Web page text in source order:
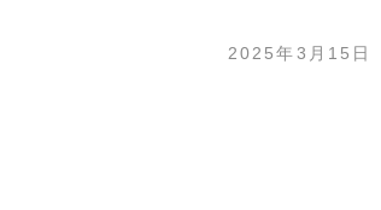
2025年3月15日